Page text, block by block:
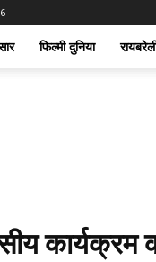
फिल्मी दुनिया